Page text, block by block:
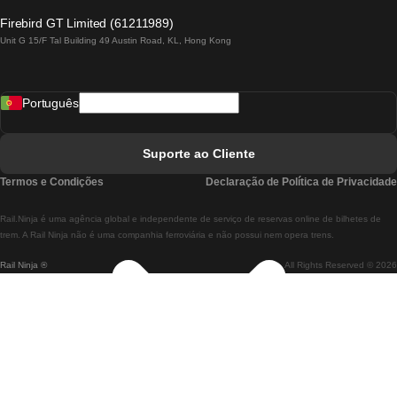
Comboios De Lisboa A Madrid
Comboios De Lisboa A Braga
Comboios De Braga A Lisboa
Firebird GT Limited (61211989)
Unit G 15/F Tal Building 49 Austin Road, KL, Hong Kong
Rail Ninja ® All Rights Reserved © 2026
Rail.Ninja é uma agência global e independente de serviço de reservas online de bilhetes de
trem. A Rail Ninja não é uma companhia ferroviária e não possui nem opera trens.
Português
Suporte ao Cliente
Termos e Condições Declaração de Política de Privacidade